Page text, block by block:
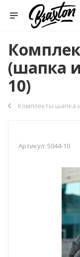
(шапка
10)
Комплекты шапка
Артикул: 5044-10